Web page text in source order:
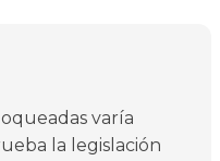
varía
la legislación